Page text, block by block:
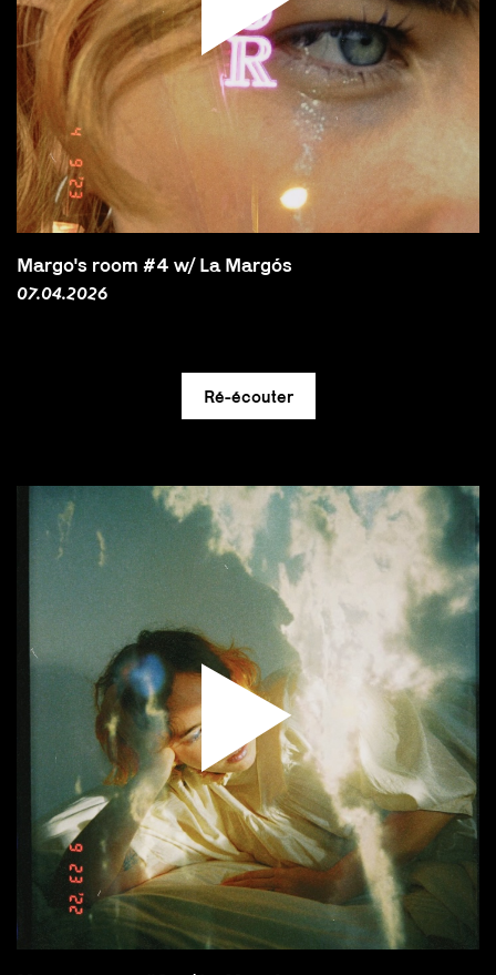
Margo's room #4 w/ La Margós
07.04.2026